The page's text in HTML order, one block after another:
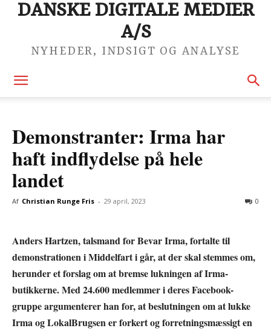
DANSKE DIGITALE MEDIER
A/S
NYHEDER, INDSIGT OG ANALYSE
Demonstranter: Irma har
haft indflydelse på hele
landet
Af Christian Runge Fris - 29 april, 2023 0
Anders Hartzen, talsmand for Bevar Irma, fortalte til
demonstrationen i Middelfart i går, at der skal stemmes om,
herunder et forslag om at bremse lukningen af Irma-
butikkerne. Med 24.600 medlemmer i deres Facebook-
gruppe argumenterer han for, at beslutningen om at lukke
Irma og LokalBrugsen er forkert og forretningsmæssigt en